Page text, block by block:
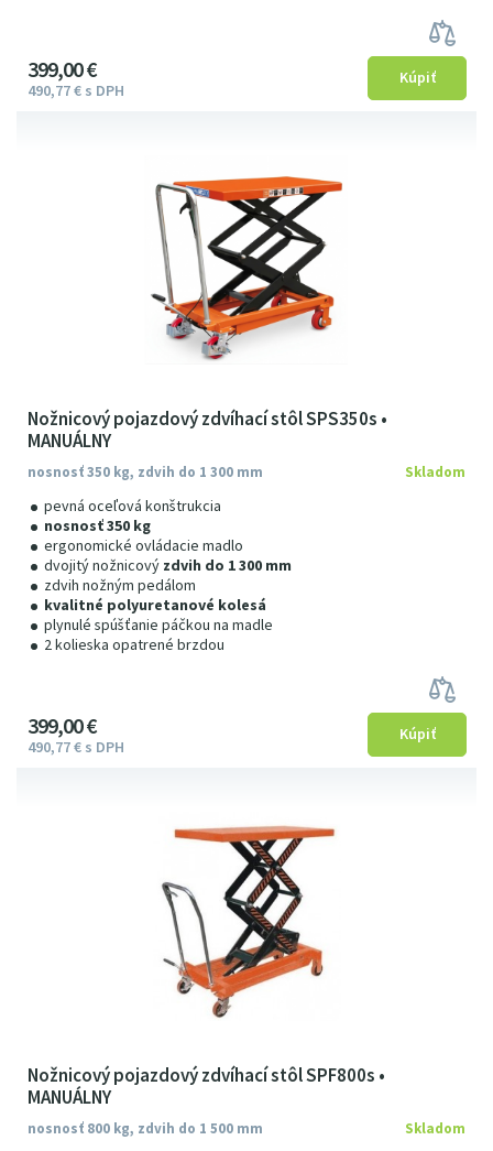
399 00€
490 77€ s DPH
Nožnicový pojazdový zdvíhací stôl SPS350s •
MANUÁLNY
nosnosť 350 kg, zdvih do 1 300 mm
pevná oceľová konštrukcia
nosnosť 350 kg
ergonomické ovládacie madlo
dvojitý nožnicový zdvih do 1 300 mm
zdvih nožným pedálom
kvalitné polyuretanové kolesá
plynulé spúšťanie páčkou na madle
2 kolieska opatrené brzdou
Skladom
399 00€
490 77€ s DPH
Nožnicový pojazdový zdvíhací stôl SPF800s •
MANUÁLNY
nosnosť 800 kg, zdvih do 1 500 mm Skladom